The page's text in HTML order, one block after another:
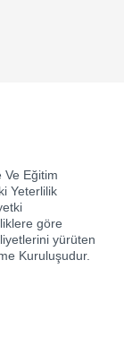
Ve Eğitim
Yeterlilik
göre
yürüten
Kuruluşudur.